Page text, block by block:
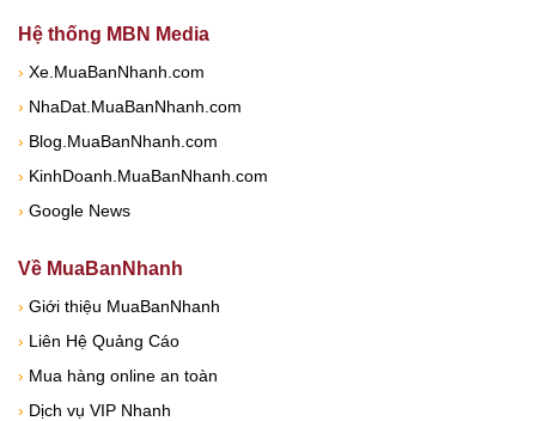
Hệ thống MBN Media
› Xe.MuaBanNhanh.com
› NhaDat.MuaBanNhanh.com
› Blog.MuaBanNhanh.com
› KinhDoanh.MuaBanNhanh.com
› Google News
Về MuaBanNhanh
› Giới thiệu MuaBanNhanh
› Liên Hệ Quảng Cáo
› Mua hàng online an toàn
› Dịch vụ VIP Nhanh